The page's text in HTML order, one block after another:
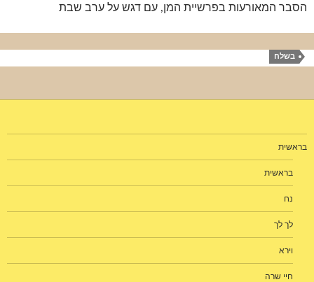
הסבר המאורעות בפרשיית המן, עם דגש על ערב שבת
בשלח
בראשית
בראשית
נח
לך לך
וירא
חיי שרה